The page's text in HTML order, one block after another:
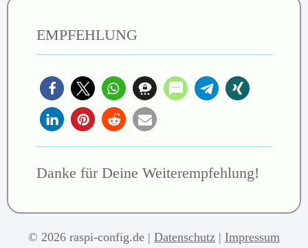
EMPFEHLUNG
Danke für Deine Weiterempfehlung!
© 2026 raspi-config.de | Datenschutz | Impressum